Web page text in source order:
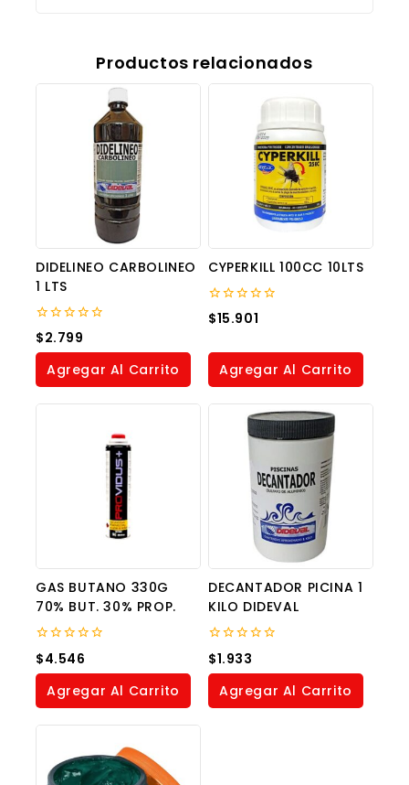
Productos relacionados
DIDELINEO CARBOLINEO
1 LTS
0
out
of
$2.799
Agregar Al Carrito
CYPERKILL 100CC 10LTS
0
out
5
$15.901
Agregar Al Carrito
GAS BUTANO 330G
70% BUT. 30% PROP.
0
out
of
$4.546
Agregar Al Carrito
DECANTADOR PICINA 1
KILO DIDEVAL
0
out
of
$1.933
Agregar Al Carrito